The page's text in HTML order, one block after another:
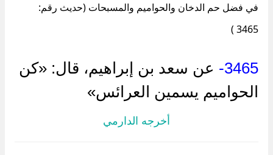
في فضل حم الدخان والحواميم والمسبحات (حديث رقم:
3465 )
3465-
عن سعد بن إبراهيم، قال: «كن
الحواميم يسمين العرائس»
أخرجه الدارمي